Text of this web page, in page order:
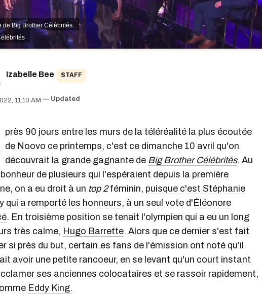
de Big Brother Célébrités.
Izabelle Bee STAFF
11:10 AM Updated
près 90 jours entre les murs de la téléréalité la plus écoutée
de Noovo ce printemps, c'est ce dimanche 10 avril qu'on
découvrait la grande gagnante de Big Brother Célébrités. Au
de plusieurs qui l'espéraient depuis la première
on a eu droit à un top 2féminin, puisque c'est Stéphanie
qui a remporté les honneurs, à un seul vote d' Éléonore
. En troisième position se tenait l'olympien qui a eu un long
très calme, Hugo Barrette. Alors que ce dernier s'est fait
si près du but, certain.es fans de l'émission ont noté qu'il
avoir une petite rancoeur, en se levant qu'un court instant
ses anciennes colocataires et se rassoir rapidement,
Eddy King.